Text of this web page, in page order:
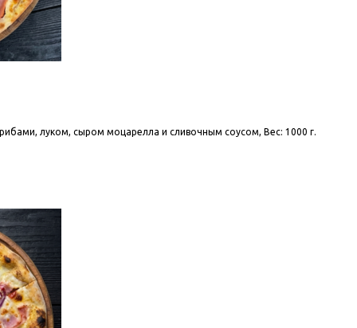
луком, сыром моцарелла и сливочным соусом, Вес: 1000 г.